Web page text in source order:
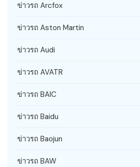
ข่าวรถ Arcfox
ข่าวรถ Aston Martin
ข่าวรถ Audi
ข่าวรถ AVATR
ข่าวรถ BAIC
ข่าวรถ Baidu
ข่าวรถ Baojun
ข่าวรถ BAW